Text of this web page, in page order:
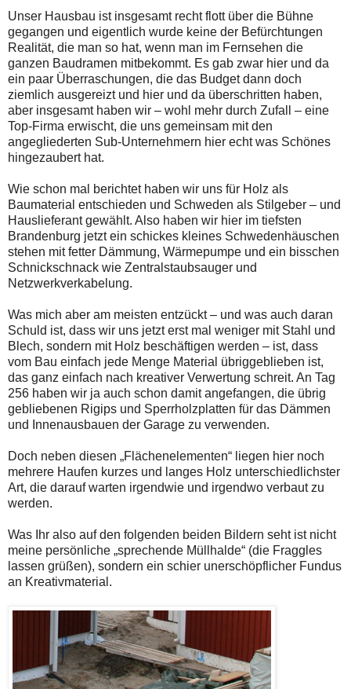
Unser Hausbau ist insgesamt recht flott über die Bühne
gegangen und eigentlich wurde keine der Befürchtungen
Realität, die man so hat, wenn man im Fernsehen die
ganzen Baudramen mitbekommt. Es gab zwar hier und da
ein paar Überraschungen, die das Budget dann doch
ziemlich ausgereizt und hier und da überschritten haben,
aber insgesamt haben wir – wohl mehr durch Zufall – eine
Top-Firma erwischt, die uns gemeinsam mit den
angegliederten Sub-Unternehmern hier echt was Schönes
hingezaubert hat.
Wie schon mal berichtet haben wir uns für Holz als
Baumaterial entschieden und Schweden als Stilgeber – und
Hauslieferant gewählt. Also haben wir hier im tiefsten
Brandenburg jetzt ein schickes kleines Schwedenhäuschen
stehen mit fetter Dämmung, Wärmepumpe und ein bisschen
Schnickschnack wie Zentralstaubsauger und
Netzwerkverkabelung.
Was mich aber am meisten entzückt – und was auch daran
Schuld ist, dass wir uns jetzt erst mal weniger mit Stahl und
Blech, sondern mit Holz beschäftigen werden – ist, dass
vom Bau einfach jede Menge Material übriggeblieben ist,
das ganz einfach nach kreativer Verwertung schreit. An Tag
256 haben wir ja auch schon damit angefangen, die übrig
gebliebenen Rigips und Sperrholzplatten für das Dämmen
und Innenausbauen der Garage zu verwenden.
Doch neben diesen „Flächenelementen“ liegen hier noch
mehrere Haufen kurzes und langes Holz unterschiedlichster
Art, die darauf warten irgendwie und irgendwo verbaut zu
werden.
Was Ihr also auf den folgenden beiden Bildern seht ist nicht
meine persönliche „sprechende Müllhalde“ (die Fraggles
lassen grüßen), sondern ein schier unerschöpflicher Fundus
an Kreativmaterial.